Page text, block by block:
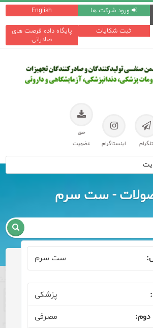
English ورود شرکت ها
پایگاه داده فرصت های
صادراتی
ثبت شکایات
تلگرام اینستاگرام
حق
عضویت
- ست سرم

ست سرم
پزشکی
مصرفی